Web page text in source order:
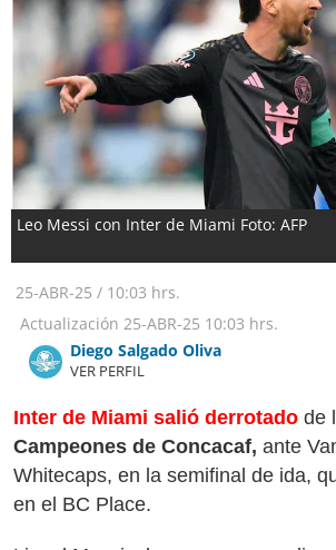
Leo Messi con Inter de Miami Foto: AFP
25-ABR-25 / 10:03 hrs.
Actualización 25-ABR-25 10:03 hrs.
Diego Salgado Oliva
VER PERFIL
Inter de Miami salió derrotado de
Campeones de Concacaf, ante
Whitecaps, en la semifinal de ida,
en el BC Place.